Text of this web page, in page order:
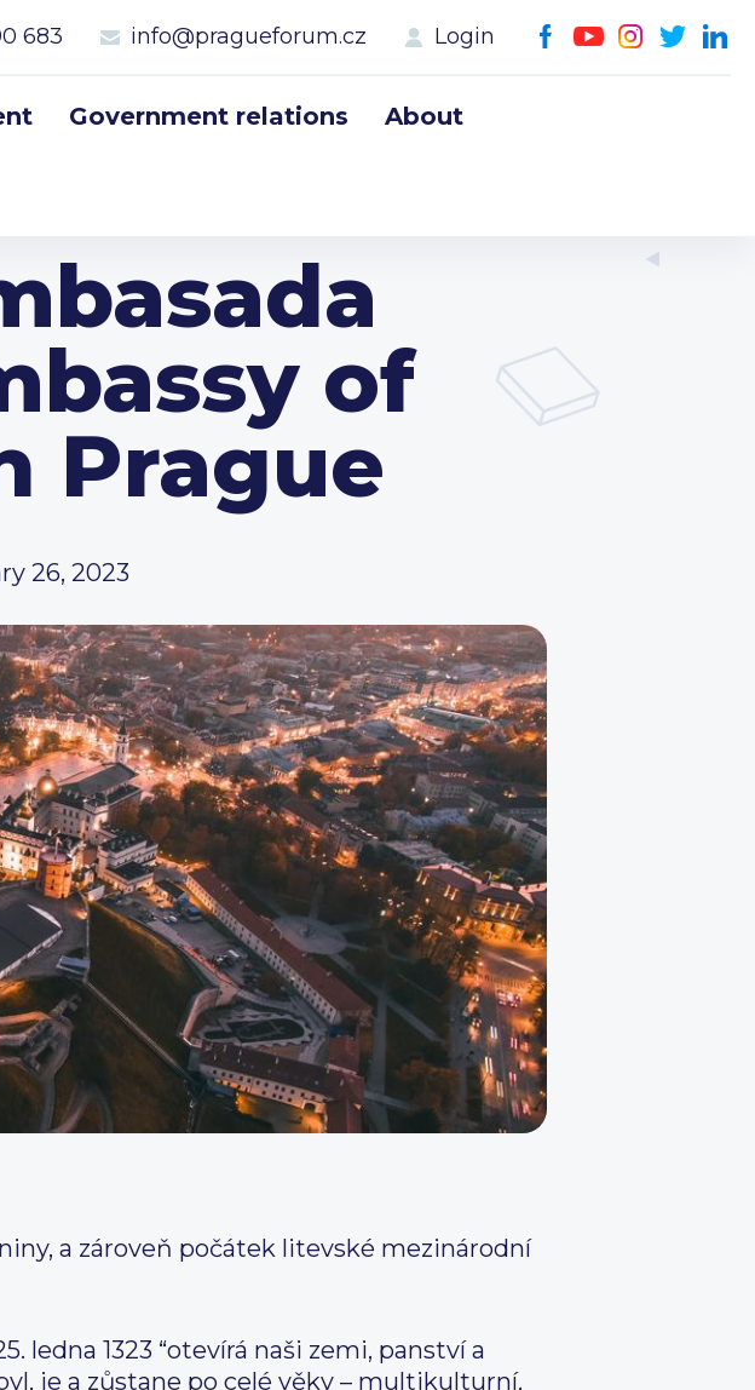
683 info@pragueforum.cz Login
Government relations About
of
Prague
26, 2023
a zároveň počátek litevské mezinárodní
ledna 1323 “otevírá naši zemi, panství a
je a zůstane po celé věky – multikulturní,